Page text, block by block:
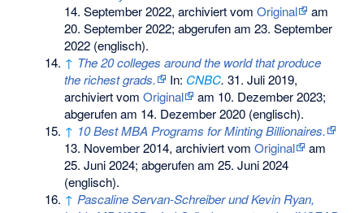
14. September 2022, archiviert vomOriginal
am
20. September 2022; abgerufen am 23. September
2022 (englisch).
↑ The 20 colleges around the world that produce
the richest grads.
In: CNBC. 31. Juli 2019,
archiviert vomOriginal am 10. Dezember 2023;
abgerufen am 14. Dezember 2020 (englisch).
↑ 10 Best MBA Programs for Minting Billionaires.
13. November 2014, archiviert vomOriginal
am
25. Juni 2024; abgerufen am 25. Juni 2024
(englisch).
↑ Pascaline Servan-Schreiber und Kevin Ryan,